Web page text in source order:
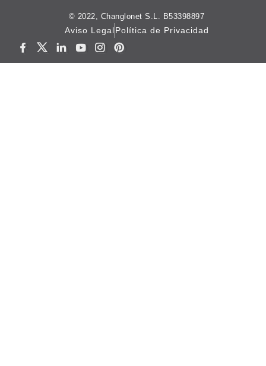
© 2022, Changlonet S.L. B53398897
Aviso LegalPolítica de Privacidad